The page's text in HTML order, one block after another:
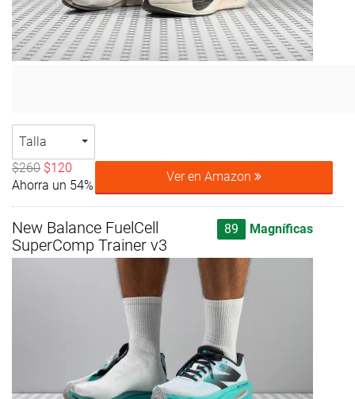
Talla
$260 $120
Ahorra un 54%
Ver en Amazon
New Balance FuelCell
SuperComp Trainer v3
89 Magníficas